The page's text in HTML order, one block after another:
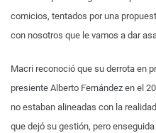
comicios, tentados por una
con nosotros que le vamos a dar
Macri reconoció que su derrota en
presiente Alberto Fernández en el
no estaban alineadas con la
que dejó su gestión, pero